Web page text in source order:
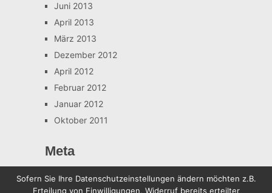
Juni 2013
April 2013
März 2013
Dezember 2012
April 2012
Februar 2012
Januar 2012
Oktober 2011
Meta
Sofern Sie Ihre Datenschutzeinstellungen ändern möchten z.B.
Erteilung von Einwilligungen, Widerruf bereits erteilter